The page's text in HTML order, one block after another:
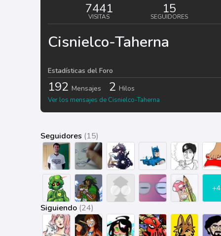
7441
VISITAS
15
SEGUIDORES
Cisnielco-Taherna
Estadísticas del Foro
192 Mensajes 2 Hilos
Ver los mensajes de Cisnielco-Taherna
Seguidores (15)
+4
Siguiendo (24)